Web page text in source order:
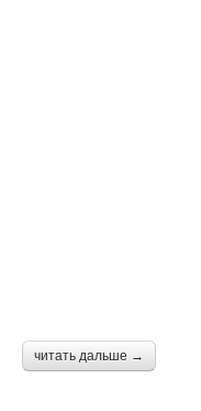
читать дальше →